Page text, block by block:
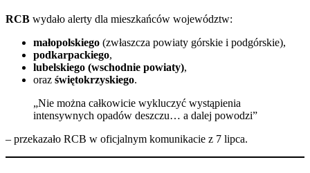
RCB wydało alerty dla mieszkańców województw:
małopolskiego (zwłaszcza powiaty górskie i podgórskie),
podkarpackiego,
lubelskiego (wschodnie powiaty),
oraz świętokrzyskiego.
„Nie można całkowicie wykluczyć wystąpienia
intensywnych opadów deszczu… a dalej powodzi”
– przekazało RCB w oficjalnym komunikacie z 7 lipca.